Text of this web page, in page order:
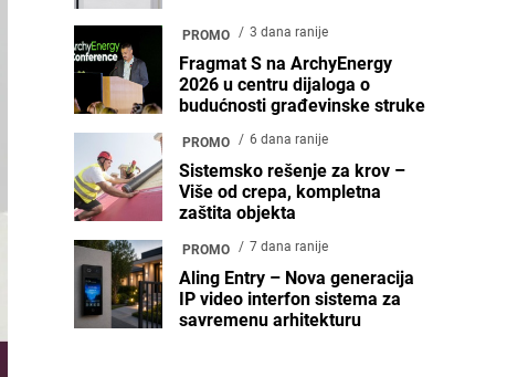
PROMO 3 dana ranije
Fragmat S na ArchyEnergy
2026 u centru dijaloga o
budućnosti građevinske struke
PROMO 6 dana ranije
Sistemsko rešenje za krov –
Više od crepa, kompletna
zaštita objekta
PROMO 7 dana ranije
Aling Entry – Nova generacija
IP video interfon sistema za
savremenu arhitekturu